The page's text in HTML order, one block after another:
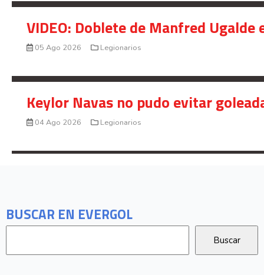
BUSCAR EN EVERGOL
VIDEO: Doblete de Manfred
05 Ago 2026 Legionarios
Keylor Navas no pudo evitar
04 Ago 2026 Legionarios